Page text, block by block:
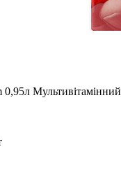
Мультивітамінний